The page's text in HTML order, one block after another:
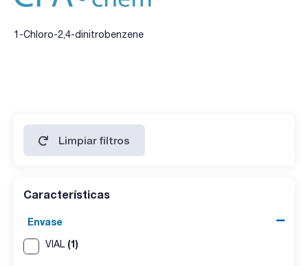
1-Chloro-2,4-dinitrobenzene
Limpiar filtros
Características
Envase
VIAL (1)